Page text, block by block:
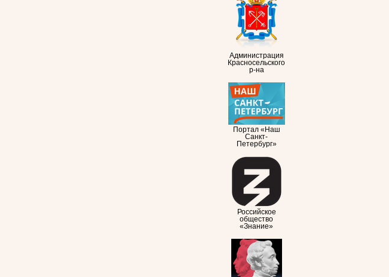
Администрация
Красносельского
р-на
Портал «Наш
Санкт-
Петербург»
Российское
общество
«Знание»